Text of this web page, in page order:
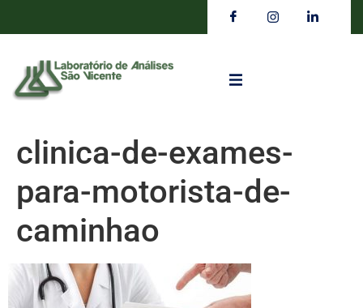
clinica-de-exames-
para-motorista-de-
caminhao